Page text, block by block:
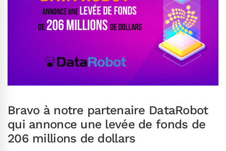
Bravo à notre partenaire DataRobot
qui annonce une levée de fonds de
206 millions de dollars